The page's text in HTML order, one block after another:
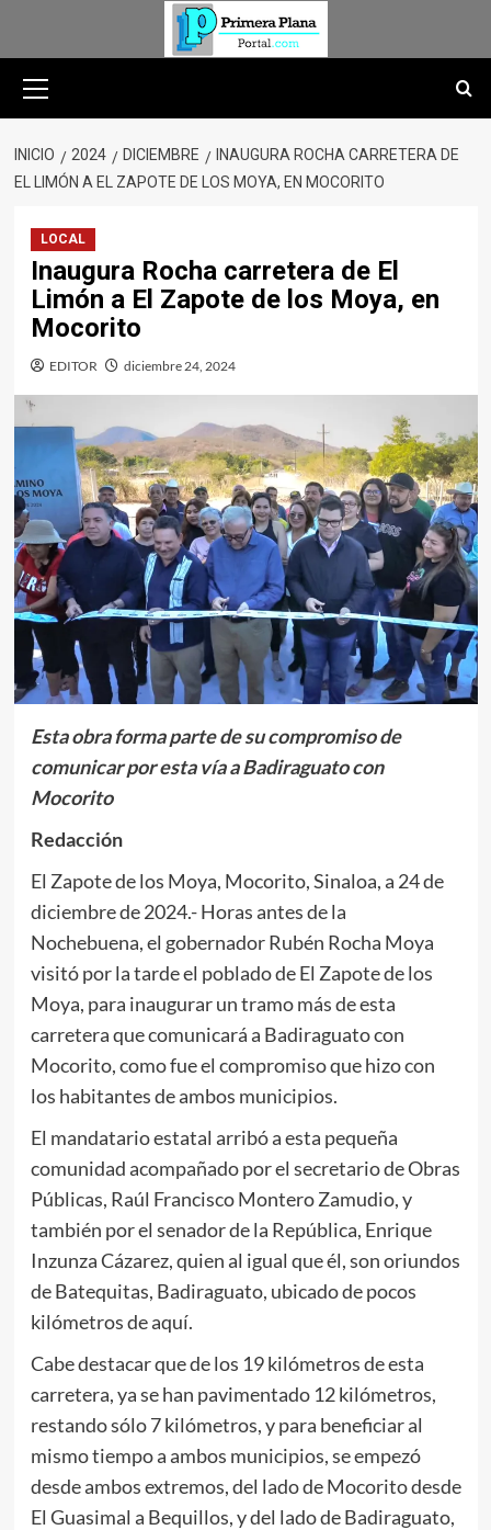
primario
INICIO 2024 DICIEMBRE
INAUGURA ROCHA CARRETERA DE
EL LIMÓN A EL ZAPOTE DE LOS MOYA, EN MOCORITO
LOCAL
Inaugura Rocha carretera de El
Limón a El Zapote de los Moya, en
Mocorito
EDITOR diciembre 24, 2024
Esta obra forma parte de su compromiso de
comunicar por esta vía a Badiraguato con
Mocorito
Redacción
El Zapote de los Moya, Mocorito, Sinaloa, a 24 de
diciembre de 2024.- Horas antes de la
Nochebuena, el gobernador Rubén Rocha Moya
visitó por la tarde el poblado de El Zapote de los
Moya, para inaugurar un tramo más de esta
carretera que comunicará a Badiraguato con
Mocorito, como fue el compromiso que hizo con
los habitantes de ambos municipios.
El mandatario estatal arribó a esta pequeña
comunidad acompañado por el secretario de Obras
Públicas, Raúl Francisco Montero Zamudio, y
también por el senador de la República, Enrique
Inzunza Cázarez, quien al igual que él, son oriundos
de Batequitas, Badiraguato, ubicado de pocos
kilómetros de aquí.
Cabe destacar que de los 19 kilómetros de esta
carretera, ya se han pavimentado 12 kilómetros,
restando sólo 7 kilómetros, y para beneficiar al
mismo tiempo a ambos municipios, se empezó
desde ambos extremos, del lado de Mocorito desde
El Guasimal a Bequillos, y del lado de Badiraguato,